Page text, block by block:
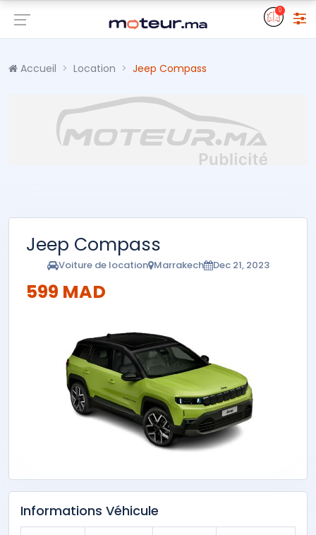
0
Accueil Location Jeep Compass
Jeep Compass
Voiture de location Marrakech Dec 21, 2023
599 MAD
Informations Véhicule